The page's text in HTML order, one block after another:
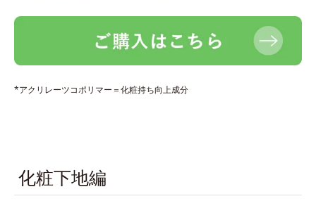
*アクリレーツコポリマー＝化粧持ち向上成分
化粧下地編